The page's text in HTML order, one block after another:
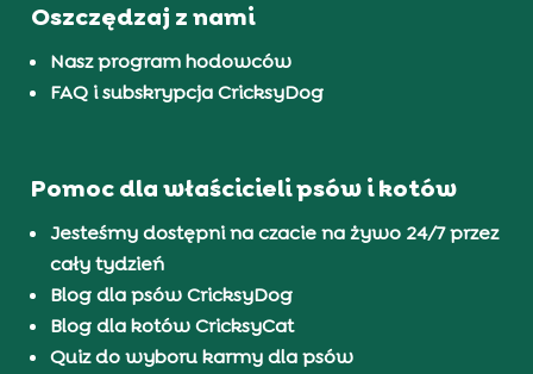
Oszczędzaj z nami
Nasz program hodowców
FAQ i subskrypcja CricksyDog
Pomoc dla właścicieli psów i kotów
Jesteśmy dostępni na czacie na żywo 24/7 przez
cały tydzień
Blog dla psów CricksyDog
Blog dla kotów CricksyCat
Quiz do wyboru karmy dla psów